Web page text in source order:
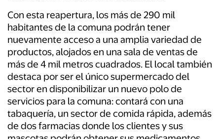
Con esta reapertura, los más de 290 mil
habitantes de la comuna podrán tener
nuevamente acceso a una amplia variedad de
productos, alojados en una sala de ventas de
más de 4 mil metros cuadrados. El local también
destaca por ser el único supermercado del
sector en disponibilizar un nuevo polo de
servicios para la comuna: contará con una
tabaquería, un sector de comida rápida, además
de dos farmacias donde los clientes y sus